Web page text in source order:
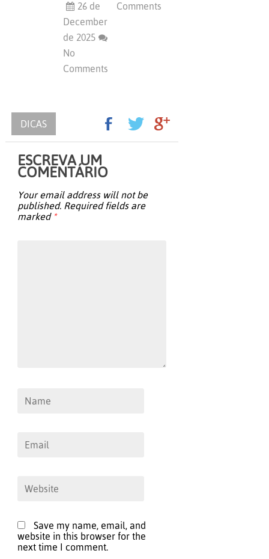
26 de
December
de 2025
No
Comments
Comments
DICAS
ESCREVA UM
COMENTÁRIO
Your email address will not be
published. Required fields are
marked *
Save my name, email, and
website in this browser for the
next time I comment.